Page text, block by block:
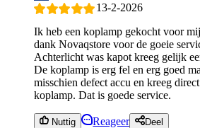
13-2-2026
Ik heb een koplamp gekocht voor
dank Novaqstore voor de goeie
Achterlicht was kapot kreeg gelijk
De koplamp is erg fel en erg goed
misschien defect accu en kreeg
koplamp. Dat is goede service.
Nuttig Reageer Deel